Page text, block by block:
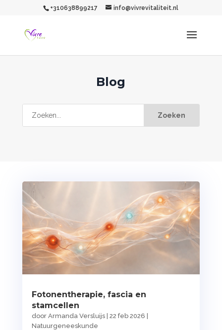
+310638899217 info@vivrevitaliteit.nl
Blog
Fotonentherapie, fascia en
stamcellen
door Armanda Versluijs| 22 feb 2026 |
Natuurgeneeskunde